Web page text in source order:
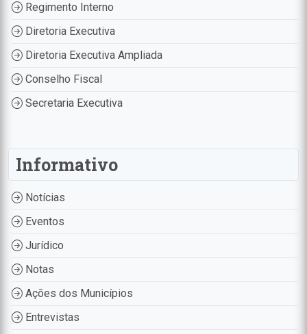
Regimento Interno
Diretoria Executiva
Diretoria Executiva Ampliada
Conselho Fiscal
Secretaria Executiva
Informativo
Notícias
Eventos
Jurídico
Notas
Ações dos Municípios
Entrevistas